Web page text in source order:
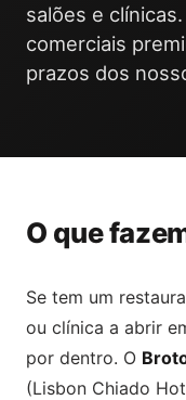
salões e
comerciais
prazos dos
O que
Se tem um
ou clínica a abrir
por dentro. O
(Lisbon Chiado